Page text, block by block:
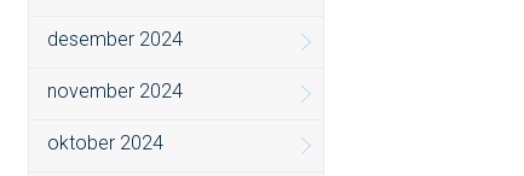
desember 2024
november 2024
oktober 2024